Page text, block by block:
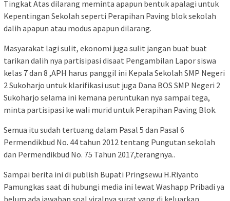
Tingkat Atas dilarang meminta apapun bentuk apalagi untuk
Kepentingan Sekolah seperti Perapihan Paving blok sekolah
dalih apapun atau modus apapun dilarang.
Masyarakat lagi sulit, ekonomi juga sulit jangan buat buat
tarikan dalih nya partisipasi disaat Pengambilan Lapor siswa
kelas 7 dan 8 ,APH harus panggil ini Kepala Sekolah SMP Negeri
2 Sukoharjo untuk klarifikasi usut juga Dana BOS SMP Negeri 2
Sukoharjo selama ini kemana peruntukan nya sampai tega,
minta partisipasi ke wali murid untuk Perapihan Paving Blok.
Semua itu sudah tertuang dalam Pasal 5 dan Pasal 6
Permendikbud No. 44 tahun 2012 tentang Pungutan sekolah
dan Permendikbud No. 75 Tahun 2017,terangnya..
Sampai berita ini di publish Bupati Pringsewu H.Riyanto
Pamungkas saat di hubungi media ini lewat Washapp Pribadi ya